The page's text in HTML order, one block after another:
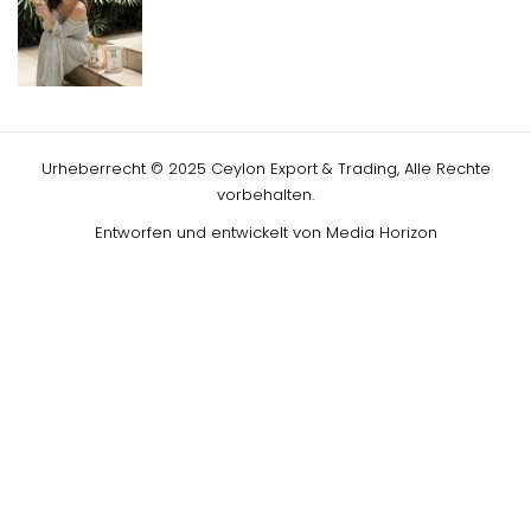
Urheberrecht © 2025 Ceylon Export & Trading, Alle Rechte
vorbehalten.
Entworfen und entwickelt von Media Horizon